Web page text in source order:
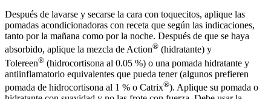
Después de lavarse y secarse la cara con toquecitos, aplique las
pomadas acondicionadoras con receta que según las indicaciones,
tanto por la mañana como por la noche. Después de que se haya
absorbido, aplique la mezcla de Action® (hidratante) y
Tolereen® (hidrocortisona al 0.05 %) o una pomada hidratante y
antiinflamatorio equivalentes que pueda tener (algunos prefieren
pomada de hidrocortisona al 1 % o Catrix®). Aplique su pomada o